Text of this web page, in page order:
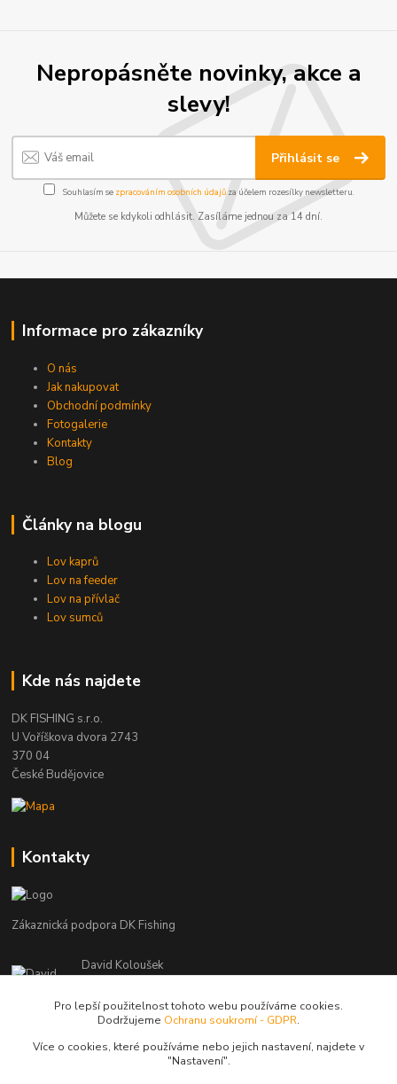
Nepropásněte novinky, akce a
slevy!
Přihlásit se
Souhlasím se zpracováním osobních údajůza účelem rozesílky newsletteru.
Můžete se kdykoli odhlásit. Zasíláme jednou za 14 dní.
Informace pro zákazníky
O nás
Jak nakupovat
Obchodní podmínky
Fotogalerie
Kontakty
Blog
Články na blogu
Lov kaprů
Lov na feeder
Lov na přívlač
Lov sumců
Kde nás najdete
DK FISHING s.r.o.
U Voříškova dvora 2743
370 04
České Budějovice
Kontakty
Zákaznická podpora DK Fishing
David Koloušek
(Po-Pá, 7-18 hod.)
Pro lepší použitelnost tohoto webu používáme cookies.
Dodržujeme Ochranu soukromí - GDPR.
Více o cookies, které používáme nebo jejich nastavení, najdete v
"Nastavení".